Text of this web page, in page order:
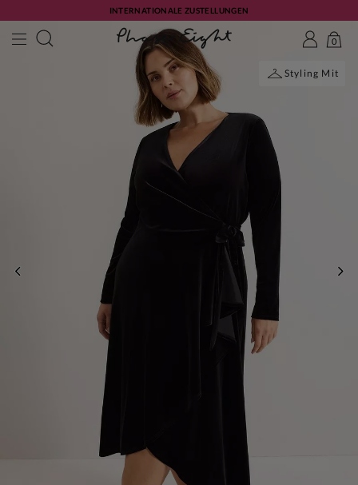
INTERNATIONALE ZUSTELLUNGEN
0
Styling Mit